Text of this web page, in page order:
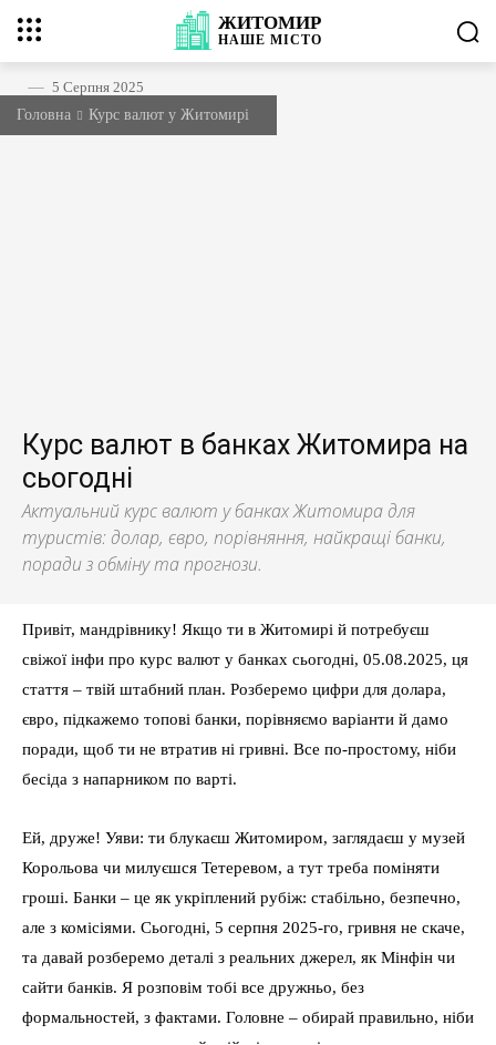
ЖИТОМИР
НАШЕМІСТО
5 Серпня 2025
Головна
Курс валют у Житомирі
Курс валют в банках Житомира на
сьогодні
Актуальний курс валют у банках Житомира для
туристів: долар, євро, порівняння, найкращі банки,
поради з обміну та прогнози.
Привіт, мандрівнику! Якщо ти в Житомирі й потребуєш
свіжої інфи про курс валют у банках сьогодні, 05.08.2025, ця
стаття – твій штабний план. Розберемо цифри для долара,
євро, підкажемо топові банки, порівняємо варіанти й дамо
поради, щоб ти не втратив ні гривні. Все по-простому, ніби
бесіда з напарником по варті.
Ей, друже! Уяви: ти блукаєш Житомиром, заглядаєш у музей
Корольова чи милуєшся Тетеревом, а тут треба поміняти
гроші. Банки – це як укріплений рубіж: стабільно, безпечно,
але з комісіями. Сьогодні, 5 серпня 2025-го, гривня не скаче,
та давай розберемо деталі з реальних джерел, як Мінфін чи
сайти банків. Я розповім тобі все дружньо, без
формальностей, з фактами. Головне – обирай правильно, ніби